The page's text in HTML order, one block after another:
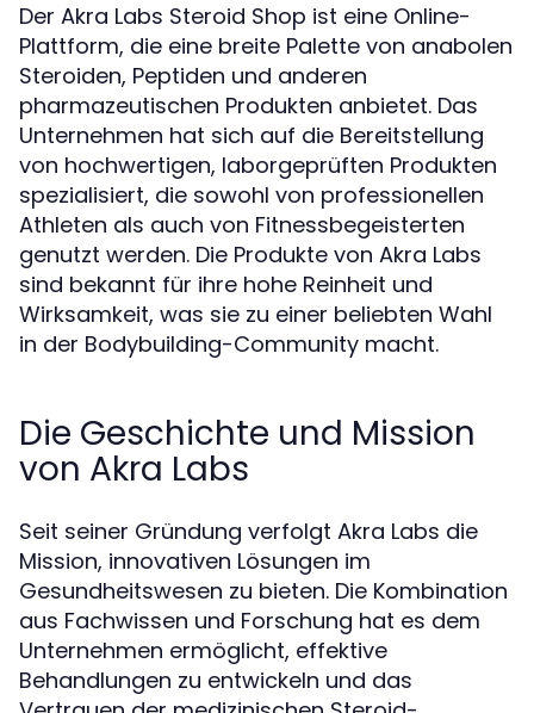
Der Akra Labs Steroid Shop ist eine Online-
Plattform, die eine breite Palette von anabolen
Steroiden, Peptiden und anderen
pharmazeutischen Produkten anbietet. Das
Unternehmen hat sich auf die Bereitstellung
von hochwertigen, laborgeprüften Produkten
spezialisiert, die sowohl von professionellen
Athleten als auch von Fitnessbegeisterten
genutzt werden. Die Produkte von Akra Labs
sind bekannt für ihre hohe Reinheit und
Wirksamkeit, was sie zu einer beliebten Wahl
in der Bodybuilding-Community macht.
Die Geschichte und Mission
von Akra Labs
Seit seiner Gründung verfolgt Akra Labs die
Mission, innovativen Lösungen im
Gesundheitswesen zu bieten. Die Kombination
aus Fachwissen und Forschung hat es dem
Unternehmen ermöglicht, effektive
Behandlungen zu entwickeln und das